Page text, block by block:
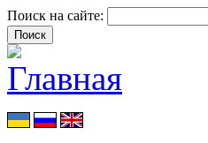
Поиск на сайте: